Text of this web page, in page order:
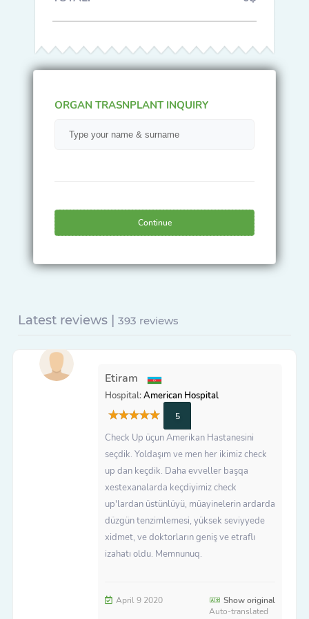
ORGAN TRASNPLANT INQUIRY
Continue
Latest reviews | 393 reviews
Etiram
Hospital:American Hospital
5
Check Up üçun Amerikan Hastanesini
seçdik. Yoldaşım ve men her ikimiz check
up dan keçdik. Daha evveller başqa
xestexanalarda keçdiyimiz check
up'lardan üstünlüyü, müayinelerin ardarda
düzgün tenzimlemesi, yüksek seviyyede
xidmet, ve doktorların geniş ve etraflı
izahatı oldu. Memnunuq.
April 9 2020
Show original
Auto-translated